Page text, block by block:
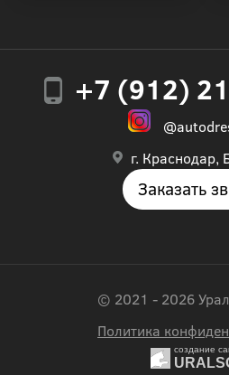
+7 (912)
г. Краснодар,
Заказать
© 2021 - 2026
Политика
создание